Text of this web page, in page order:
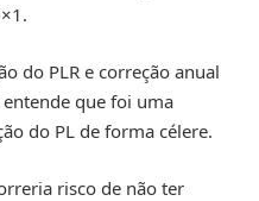
do PLR e correção anual
que foi uma
do PL de forma célere.
risco de não ter